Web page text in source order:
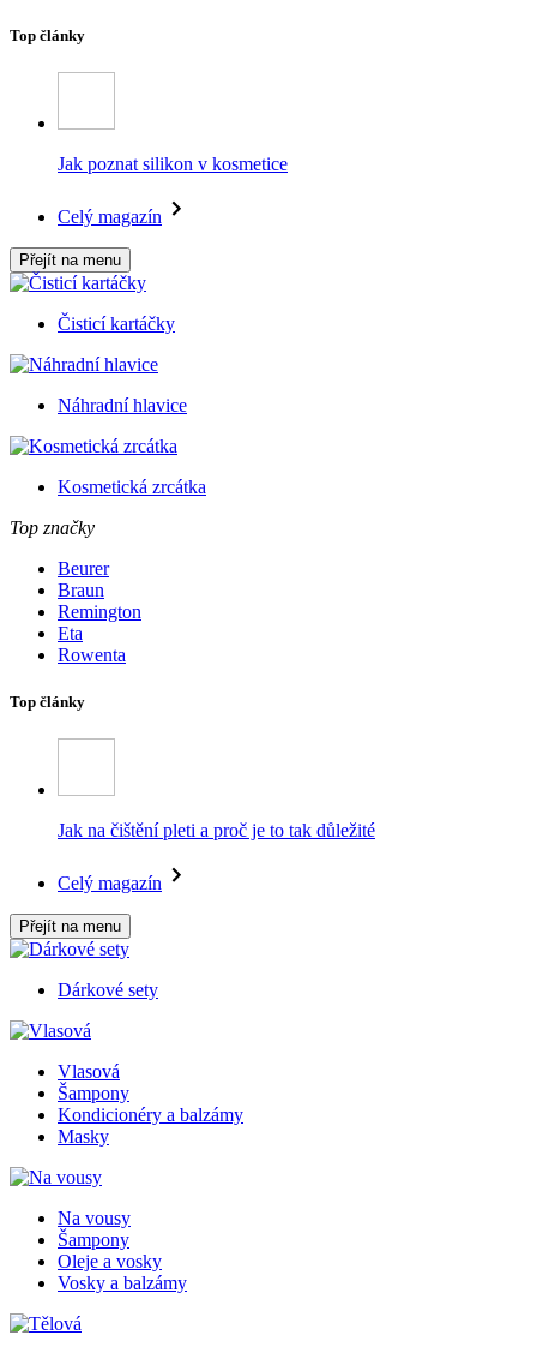
Top články
Jak poznat silikon v kosmetice
Celý magazín
Přejít na menu
Čisticí kartáčky
Náhradní hlavice
Kosmetická zrcátka
Top značky
Beurer
Braun
Remington
Eta
Rowenta
Top články
Jak na čištění pleti a proč je to tak důležité
Celý magazín
Přejít na menu
Dárkové sety
Vlasová
Šampony
Kondicionéry a balzámy
Masky
Na vousy
Šampony
Oleje a vosky
Vosky a balzámy